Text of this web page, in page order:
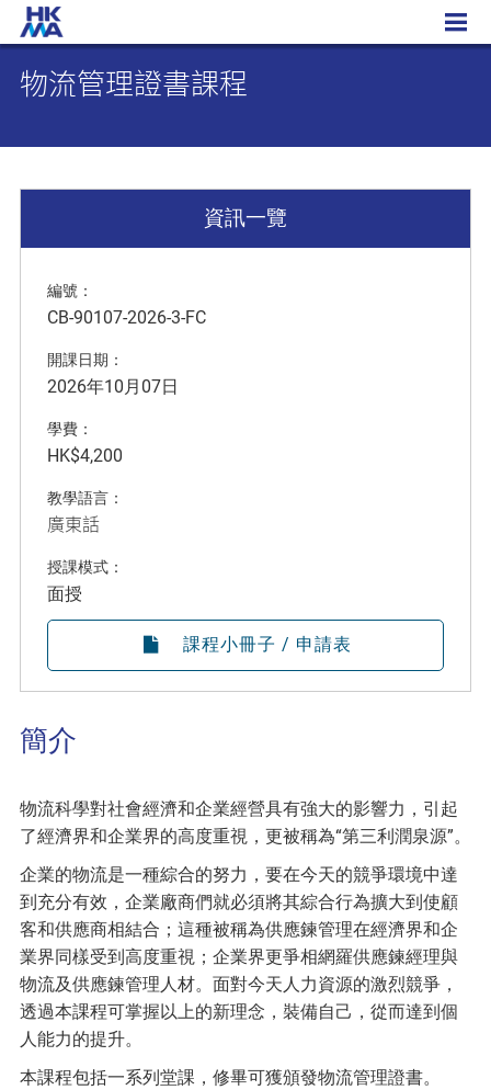
物流管理證書課程
物流管理證書課程
簡介
物流科學對社會經濟和企業經營具有強大的影響力，引起
了經濟界和企業界的高度重視，更被稱為“第三利潤泉源”。
企業的物流是一種綜合的努力，要在今天的競爭環境中達
到充分有效，企業廠商們就必須將其綜合行為擴大到使顧
客和供應商相結合；這種被稱為供應鍊管理在經濟界和企
業界同樣受到高度重視；企業界更爭相網羅供應鍊經理與
物流及供應鍊管理人材。面對今天人力資源的激烈競爭，
透過本課程可掌握以上的新理念，裝備自己，從而達到個
人能力的提升。
本課程包括一系列堂課，修畢可獲頒發物流管理證書。
資訊一覽
編號：
CB-90107-2026-3-FC
開課日期：
2026年10月07日
學費：
HK$4,200
教學語言：
廣東話
授課模式：
面授
課程小冊子 / 申請表